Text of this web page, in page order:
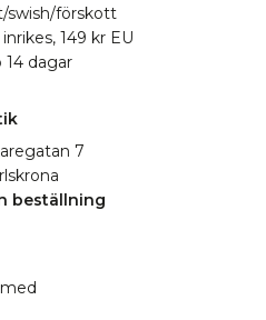
swish/förskott
149 kr EU
dagar
7
beställning